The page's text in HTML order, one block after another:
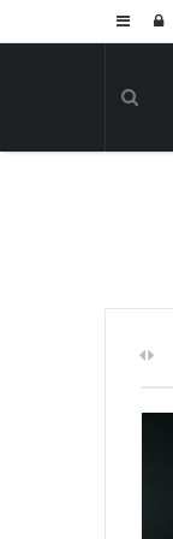
إضافةتسجيل